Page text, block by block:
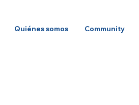
Quiénes somos Community